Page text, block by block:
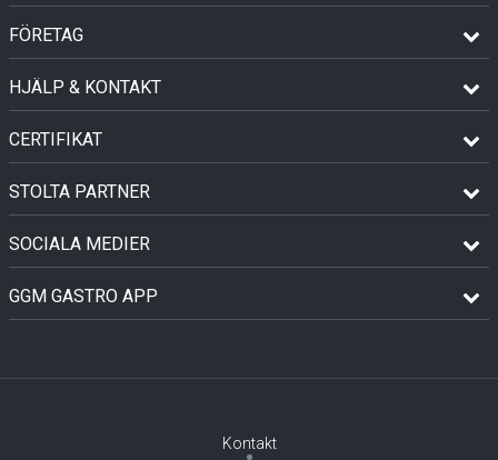
FÖRETAG
HJÄLP & KONTAKT
CERTIFIKAT
STOLTA PARTNER
SOCIALA MEDIER
GGM GASTRO APP
Kontakt